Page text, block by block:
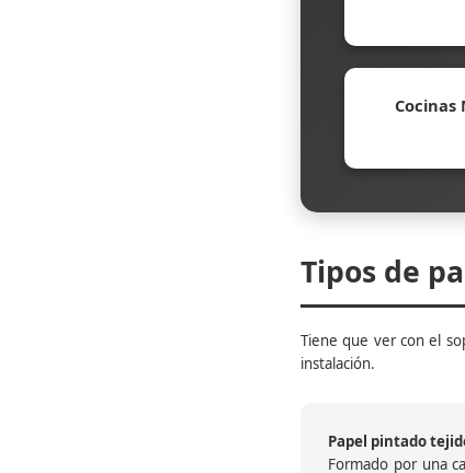
Cocinas
Tipos de
Tiene que ver con el
instalación.
Papel pintado
Formado por una